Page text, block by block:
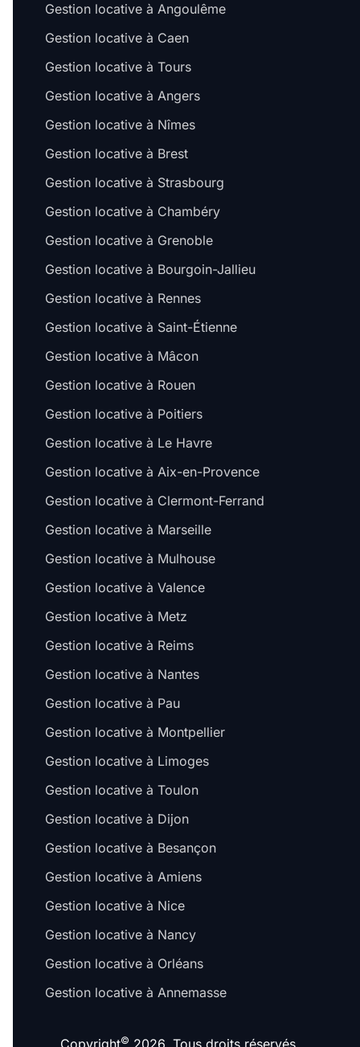
Gestion locative à Angoulême
Gestion locative à Caen
Gestion locative à Tours
Gestion locative à Angers
Gestion locative à Nîmes
Gestion locative à Brest
Gestion locative à Strasbourg
Gestion locative à Chambéry
Gestion locative à Grenoble
Gestion locative à Bourgoin-Jallieu
Gestion locative à Rennes
Gestion locative à Saint-Étienne
Gestion locative à Mâcon
Gestion locative à Rouen
Gestion locative à Poitiers
Gestion locative à Le Havre
Gestion locative à Aix-en-Provence
Gestion locative à Clermont-Ferrand
Gestion locative à Marseille
Gestion locative à Mulhouse
Gestion locative à Valence
Gestion locative à Metz
Gestion locative à Reims
Gestion locative à Nantes
Gestion locative à Pau
Gestion locative à Montpellier
Gestion locative à Limoges
Gestion locative à Toulon
Gestion locative à Dijon
Gestion locative à Besançon
Gestion locative à Amiens
Gestion locative à Nice
Gestion locative à Nancy
Gestion locative à Orléans
Gestion locative à Annemasse
©